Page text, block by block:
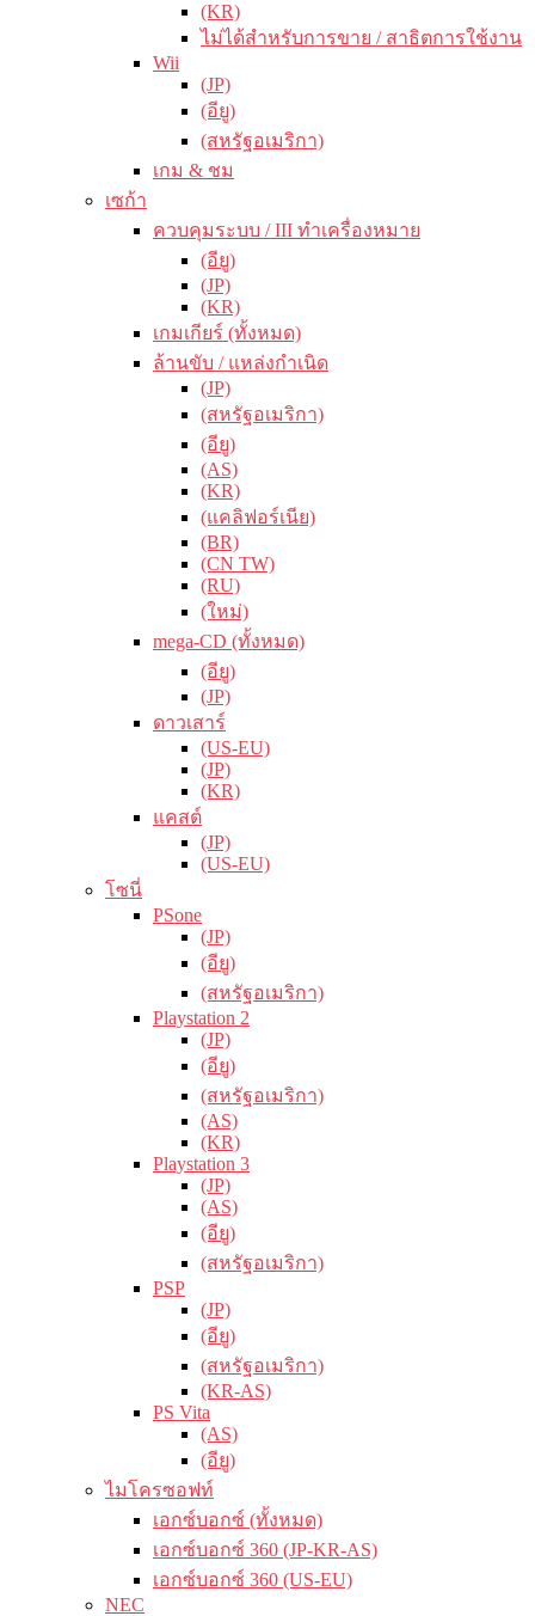
(KR)
ไม่ได้สำหรับการขาย / สาธิตการใช้งาน
Wii
(JP)
(อียู)
(สหรัฐอเมริกา)
เกม & ชม
เซก้า
ควบคุมระบบ / III ทำเครื่องหมาย
(อียู)
(JP)
(KR)
เกมเกียร์ (ทั้งหมด)
ล้านขับ / แหล่งกำเนิด
(JP)
(สหรัฐอเมริกา)
(อียู)
(AS)
(KR)
(แคลิฟอร์เนีย)
(BR)
(CN TW)
(RU)
(ใหม่)
mega-CD (ทั้งหมด)
(อียู)
(JP)
ดาวเสาร์
(US-EU)
(JP)
(KR)
แคสต์
(JP)
(US-EU)
โซนี่
PSone
(JP)
(อียู)
(สหรัฐอเมริกา)
Playstation 2
(JP)
(อียู)
(สหรัฐอเมริกา)
(AS)
(KR)
Playstation 3
(JP)
(AS)
(อียู)
(สหรัฐอเมริกา)
PSP
(JP)
(อียู)
(สหรัฐอเมริกา)
(KR-AS)
PS Vita
(AS)
(อียู)
ไมโครซอฟท์
เอกซ์บอกซ์ (ทั้งหมด)
เอกซ์บอกซ์ 360 (JP-KR-AS)
เอกซ์บอกซ์ 360 (US-EU)
NEC